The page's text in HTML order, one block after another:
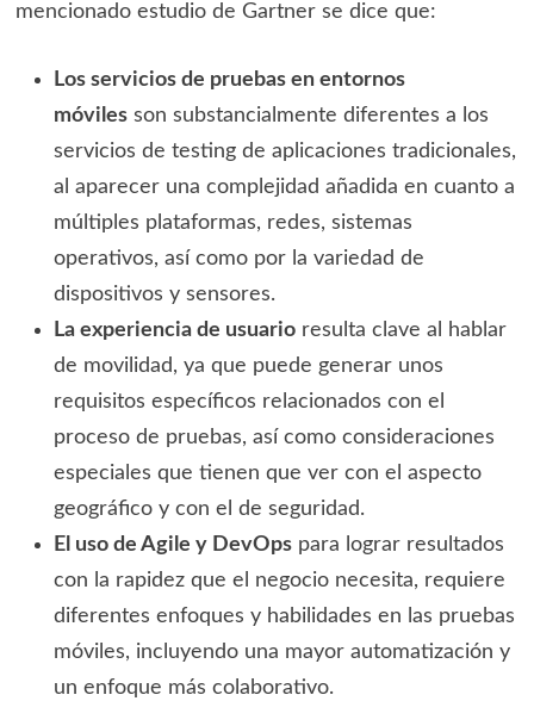
mencionado estudio de Gartner se dice que:
Los servicios de pruebas en entornos
móvilesson substancialmente diferentes a los
servicios de testing de aplicaciones tradicionales,
al aparecer una complejidad añadida en cuanto a
múltiples plataformas, redes, sistemas
operativos, así como por la variedad de
dispositivos y sensores.
La experiencia de usuarioresulta clave al hablar
de movilidad, ya que puede generar unos
requisitos específicos relacionados con el
proceso de pruebas, así como consideraciones
especiales que tienen que ver con el aspecto
geográfico y con el de seguridad.
El uso de Agile y DevOpspara lograr resultados
con la rapidez que el negocio necesita, requiere
diferentes enfoques y habilidades en las pruebas
móviles, incluyendo una mayor automatización y
un enfoque más colaborativo.